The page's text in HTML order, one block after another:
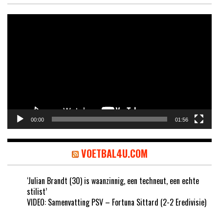
00:00 01:56
VOETBAL4U.COM
‘Julian Brandt (30) is waanzinnig, een techneut, een echte
stilist’
VIDEO: Samenvatting PSV – Fortuna Sittard (2-2 Eredivisie)